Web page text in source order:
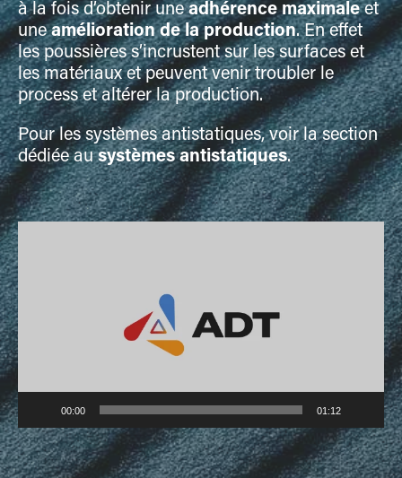
à la fois d’obtenir uneadhérence maximaleet
uneamélioration de la production. En effet
les poussières s’incrustent sur les surfaces et
les matériaux et peuvent venir troubler le
process et altérer la production.
Pour les systèmes antistatiques, voir la section
dédiée ausystèmes antistatiques.
Lecteur
vidéo
00:00 01:12